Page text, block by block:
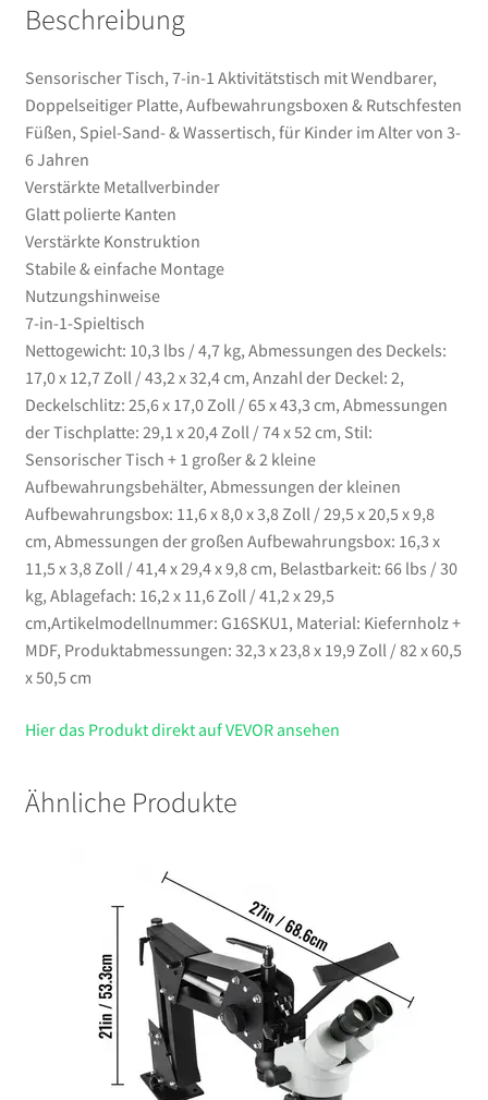
&
für
Kinder
im
Alter
von
3-
6
Jahren
Menge
Beschreibung
Sensorischer Tisch, 7-in-1 Aktivitätstisch mit Wendbarer,
Doppelseitiger Platte, Aufbewahrungsboxen & Rutschfesten
Füßen, Spiel-Sand- & Wassertisch, für Kinder im Alter von 3-
6 Jahren
Verstärkte Metallverbinder
Glatt polierte Kanten
Verstärkte Konstruktion
Stabile & einfache Montage
Nutzungshinweise
7-in-1-Spieltisch
Nettogewicht: 10,3 lbs / 4,7 kg, Abmessungen des Deckels:
17,0 x 12,7 Zoll / 43,2 x 32,4 cm, Anzahl der Deckel: 2,
Deckelschlitz: 25,6 x 17,0 Zoll / 65 x 43,3 cm, Abmessungen
der Tischplatte: 29,1 x 20,4 Zoll / 74 x 52 cm, Stil:
Sensorischer Tisch + 1 großer & 2 kleine
Aufbewahrungsbehälter, Abmessungen der kleinen
Aufbewahrungsbox: 11,6 x 8,0 x 3,8 Zoll / 29,5 x 20,5 x 9,8
cm, Abmessungen der großen Aufbewahrungsbox: 16,3 x
11,5 x 3,8 Zoll / 41,4 x 29,4 x 9,8 cm, Belastbarkeit: 66 lbs / 30
kg, Ablagefach: 16,2 x 11,6 Zoll / 41,2 x 29,5
cm,Artikelmodellnummer: G16SKU1, Material: Kiefernholz +
MDF, Produktabmessungen: 32,3 x 23,8 x 19,9 Zoll / 82 x 60,5
x 50,5 cm
Hier das Produkt direkt auf VEVOR ansehen
Ähnliche Produkte